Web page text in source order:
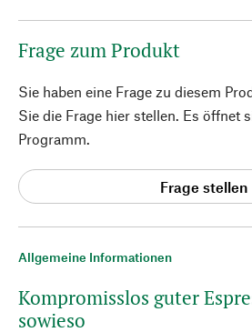
Allgemeine Informationen
Kompromisslos guter
sowieso
Frage zum Produkt
Sie haben eine Frage zu diesem
Sie die Frage hier stellen. Es öffnet
Programm.
Frage stellen